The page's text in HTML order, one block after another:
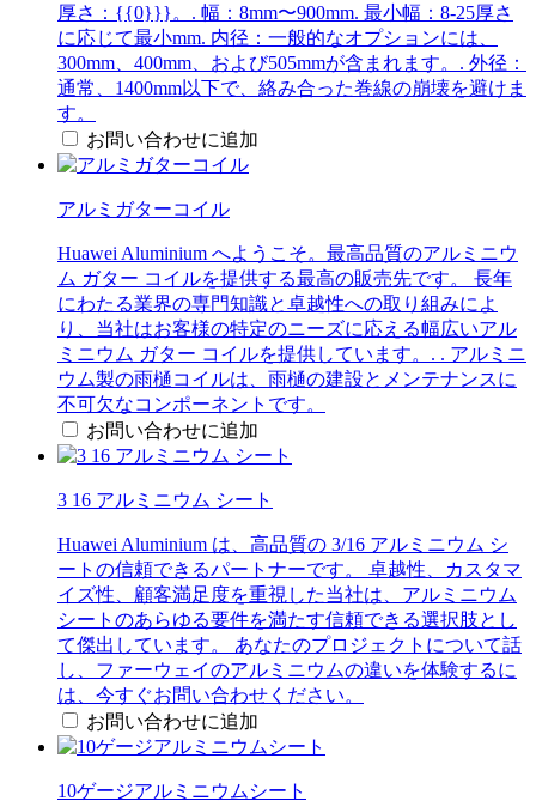
厚さ：{{0}}}。. 幅：8mm〜900mm. 最小幅：8-25厚さ
に応じて最小mm. 内径：一般的なオプションには、
300mm、400mm、および505mmが含まれます。. 外径：
通常、1400mm以下で、絡み合った巻線の崩壊を避けま
す。
お問い合わせに追加
アルミガターコイル
Huawei Aluminium へようこそ。最高品質のアルミニウ
ム ガター コイルを提供する最高の販売先です。 長年
にわたる業界の専門知識と卓越性への取り組みによ
り、当社はお客様の特定のニーズに応える幅広いアル
ミニウム ガター コイルを提供しています。. . アルミニ
ウム製の雨樋コイルは、雨樋の建設とメンテナンスに
不可欠なコンポーネントです。
お問い合わせに追加
3 16 アルミニウム シート
Huawei Aluminium は、高品質の 3/16 アルミニウム シ
ートの信頼できるパートナーです。 卓越性、カスタマ
イズ性、顧客満足度を重視した当社は、アルミニウム
シートのあらゆる要件を満たす信頼できる選択肢とし
て傑出しています。 あなたのプロジェクトについて話
し、ファーウェイのアルミニウムの違いを体験するに
は、今すぐお問い合わせください。
お問い合わせに追加
10ゲージアルミニウムシート